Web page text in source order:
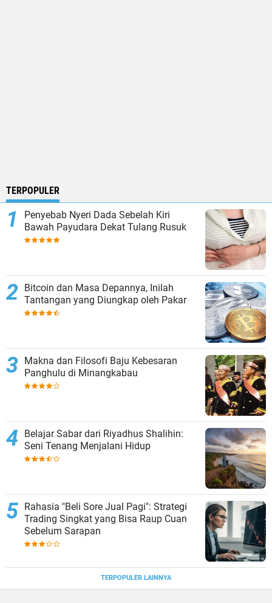
TERPOPULER
Penyebab Nyeri Dada Sebelah Kiri
Bawah Payudara Dekat Tulang Rusuk
Bitcoin dan Masa Depannya, Inilah
Tantangan yang Diungkap oleh Pakar
Makna dan Filosofi Baju Kebesaran
Panghulu di Minangkabau
Belajar Sabar dari Riyadhus Shalihin:
Seni Tenang Menjalani Hidup
Rahasia "Beli Sore Jual Pagi": Strategi
Trading Singkat yang Bisa Raup Cuan
Sebelum Sarapan
TERPOPULER LAINNYA